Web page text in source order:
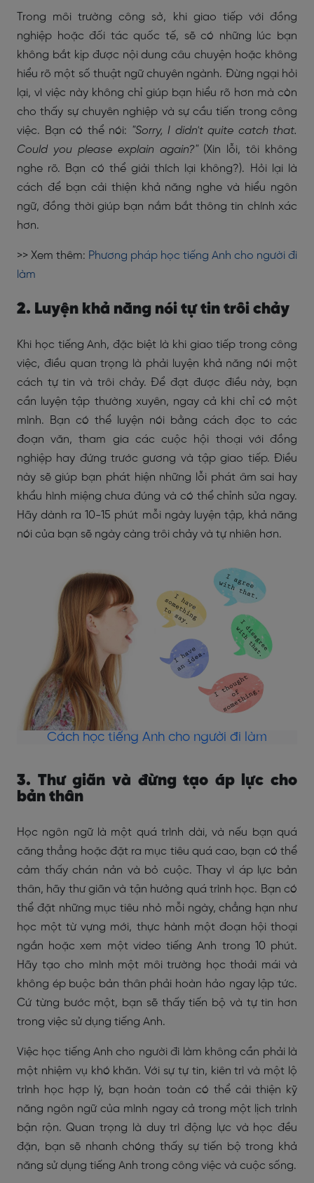
Trong môi trường công sở, khi giao tiếp với đồng
nghiệp hoặc đối tác quốc tế, sẽ có những lúc bạn
không bắt kịp được nội dung câu chuyện hoặc không
hiểu rõ một số thuật ngữ chuyên ngành. Đừng ngại hỏi
lại, vì việc này không chỉ giúp bạn hiểu rõ hơn mà còn
cho thấy sự chuyên nghiệp và sự cầu tiến trong công
việc. Bạn có thể nói: "Sorry, I didn't quite catch that.
Could you please explain again?"(Xin lỗi, tôi không
nghe rõ. Bạn có thể giải thích lại không?). Hỏi lại là
cách để bạn cải thiện khả năng nghe và hiểu ngôn
ngữ, đồng thời giúp bạn nắm bắt thông tin chính xác
hơn.
>> Xem thêm: Phương pháp học tiếng Anh cho người đi
làm
2. Luyện khả năng nói tự tin trôi chảy
Khi học tiếng Anh, đặc biệt là khi giao tiếp trong công
việc, điều quan trọng là phải luyện khả năng nói một
cách tự tin và trôi chảy. Để đạt được điều này, bạn
cần luyện tập thường xuyên, ngay cả khi chỉ có một
mình. Bạn có thể luyện nói bằng cách đọc to các
đoạn văn, tham gia các cuộc hội thoại với đồng
nghiệp hay đứng trước gương và tập giao tiếp. Điều
này sẽ giúp bạn phát hiện những lỗi phát âm sai hay
khẩu hình miệng chưa đúng và có thể chỉnh sửa ngay.
Hãy dành ra 10-15 phút mỗi ngày luyện tập, khả năng
nói của bạn sẽ ngày càng trôi chảy và tự nhiên hơn.
Cách học tiếng Anh cho người đi làm
3. Thư giãn và đừng tạo áp lực cho
bản thân
Học ngôn ngữ là một quá trình dài, và nếu bạn quá
căng thẳng hoặc đặt ra mục tiêu quá cao, bạn có thể
cảm thấy chán nản và bỏ cuộc. Thay vì áp lực bản
thân, hãy thư giãn và tận hưởng quá trình học. Bạn có
thể đặt những mục tiêu nhỏ mỗi ngày, chẳng hạn như
học một từ vựng mới, thực hành một đoạn hội thoại
ngắn hoặc xem một video tiếng Anh trong 10 phút.
Hãy tạo cho mình một môi trường học thoải mái và
không ép buộc bản thân phải hoàn hảo ngay lập tức.
Cứ từng bước một, bạn sẽ thấy tiến bộ và tự tin hơn
trong việc sử dụng tiếng Anh.
Việc học tiếng Anh cho người đi làm không cần phải là
một nhiệm vụ khó khăn. Với sự tự tin, kiên trì và một lộ
trình học hợp lý, bạn hoàn toàn có thể cải thiện kỹ
năng ngôn ngữ của mình ngay cả trong một lịch trình
bận rộn. Quan trọng là duy trì động lực và học đều
đặn, bạn sẽ nhanh chóng thấy sự tiến bộ trong khả
năng sử dụng tiếng Anh trong công việc và cuộc sống.